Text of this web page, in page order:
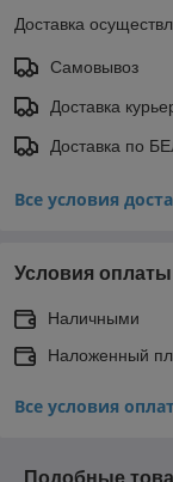
Доставка
Самовывоз
Доставка
Доставка по
Все условия
Условия оплаты
Наличными
Наложенный
Все условия
Подобные